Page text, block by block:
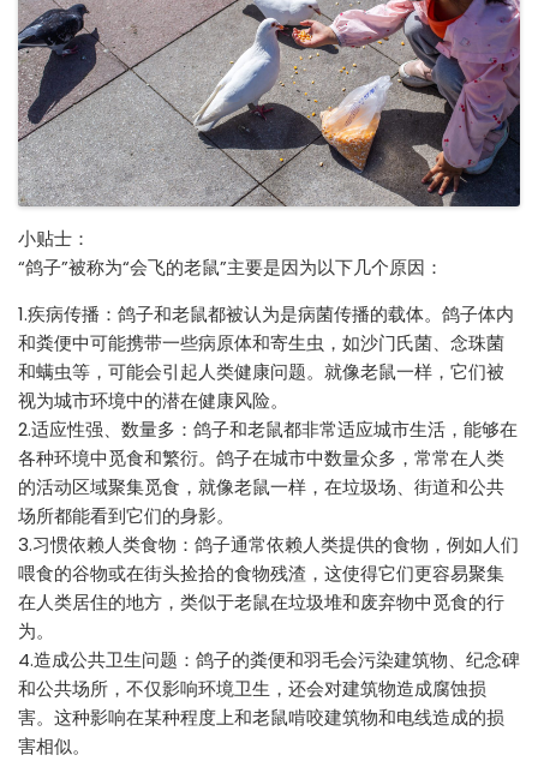
小贴士：
“鸽子”被称为“会飞的老鼠”主要是因为以下几个原因：
1.疾病传播：鸽子和老鼠都被认为是病菌传播的载体。鸽子体内
和粪便中可能携带一些病原体和寄生虫，如沙门氏菌、念珠菌
和螨虫等，可能会引起人类健康问题。就像老鼠一样，它们被
视为城市环境中的潜在健康风险。
2.适应性强、数量多：鸽子和老鼠都非常适应城市生活，能够在
各种环境中觅食和繁衍。鸽子在城市中数量众多，常常在人类
的活动区域聚集觅食，就像老鼠一样，在垃圾场、街道和公共
场所都能看到它们的身影。
3.习惯依赖人类食物：鸽子通常依赖人类提供的食物，例如人们
喂食的谷物或在街头捡拾的食物残渣，这使得它们更容易聚集
在人类居住的地方，类似于老鼠在垃圾堆和废弃物中觅食的行
为。
4.造成公共卫生问题：鸽子的粪便和羽毛会污染建筑物、纪念碑
和公共场所，不仅影响环境卫生，还会对建筑物造成腐蚀损
害。这种影响在某种程度上和老鼠啃咬建筑物和电线造成的损
害相似。